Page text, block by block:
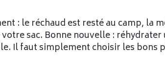
: le réchaud est resté au camp, la
sac. Bonne nouvelle : réhydrater
Il faut simplement choisir les bons